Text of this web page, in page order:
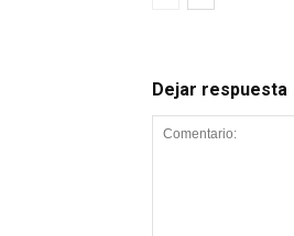
Dejar respuesta